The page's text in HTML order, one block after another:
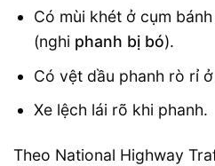
Có mùi khét ở cụm
(nghi phanh bị bó).
Có vệt dầu phanh rò rỉ
Xe lệch lái rõ khi phanh.
Theo National Highway